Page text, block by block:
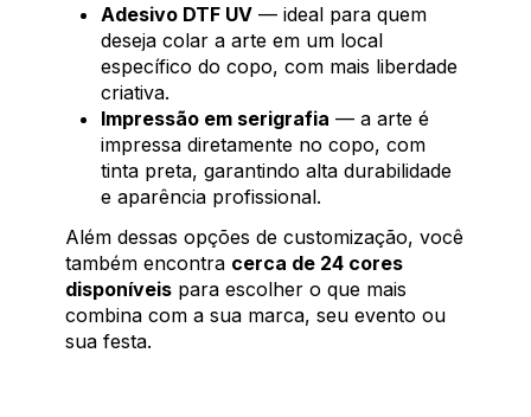
Adesivo DTF UV — ideal para quem
deseja colar a arte em um local
específico do copo, com mais liberdade
criativa.
Impressão em serigrafia — a arte é
impressa diretamente no copo, com
tinta preta, garantindo alta durabilidade
e aparência profissional.
Além dessas opções de customização, você
também encontra cerca de 24 cores
disponíveis para escolher o que mais
combina com a sua marca, seu evento ou
sua festa.